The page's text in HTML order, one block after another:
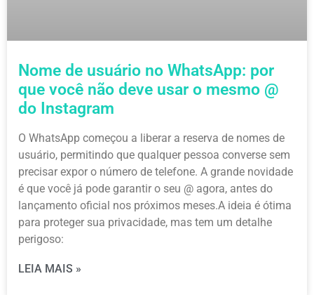
Nome de usuário no WhatsApp: por
que você não deve usar o mesmo @
do Instagram
O WhatsApp começou a liberar a reserva de nomes de
usuário, permitindo que qualquer pessoa converse sem
precisar expor o número de telefone. A grande novidade
é que você já pode garantir o seu @ agora, antes do
lançamento oficial nos próximos meses.A ideia é ótima
para proteger sua privacidade, mas tem um detalhe
perigoso:
LEIA MAIS »